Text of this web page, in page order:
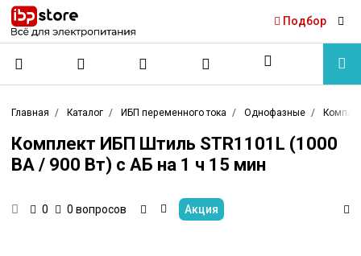
Подбор
Главная Каталог ИБП переменного тока Однофазные
Комплект ИБП Штиль STR1101L (1000
ВА / 900 Вт) с АБ на 1 ч 15 мин
0 0 вопросов Акция